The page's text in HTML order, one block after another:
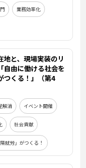
業務効率化
地と、現場実装のリ
自由に働ける社会を
つくる！」（第4
解消 イベント開催
社会貢献
就労」がつくる！